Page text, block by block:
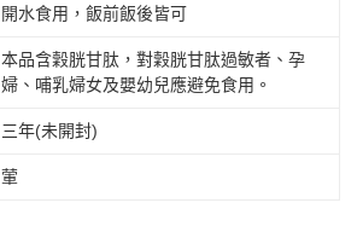
開水食用，飯前飯後皆可
本品含穀胱甘肽，對穀胱甘肽過敏者、孕
婦、哺乳婦女及嬰幼兒應避免食用。
三年(未開封)
葷